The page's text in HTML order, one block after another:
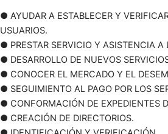
● AYUDAR A ESTABLECER Y
USUARIOS.
● PRESTAR SERVICIO Y ASISTENCIA A
● DESARROLLO DE NUEVOS
● CONOCER EL MERCADO Y EL
● SEGUIMIENTO AL PAGO POR LOS
● CONFORMACIÓN DE EXPEDIENTES
● CREACIÓN DE DIRECTORIOS.